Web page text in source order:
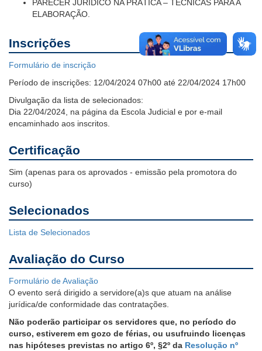
PARECER JURÍDICO NA PRÁTICA – TÉCNICAS PARA A
ELABORAÇÃO.
Inscrições
Formulário de inscrição
Período de inscrições: 12/04/2024 07h00 até 22/04/2024 17h00
Divulgação da lista de selecionados:
Dia 22/04/2024, na página da Escola Judicial e por e-mail
encaminhado aos inscritos.
Certificação
Sim (apenas para os aprovados - emissão pela promotora do
curso)
Selecionados
Lista de Selecionados
Avaliação do Curso
Formulário de Avaliação
O evento será dirigido a servidore(a)s que atuam na análise
jurídica/de conformidade das contratações.
Não poderão participaros servidores que, no período do
curso, estiverem em gozo de férias, ou usufruindo licenças
nas hipóteses previstas no artigo 6º, §2º da Resolução nº